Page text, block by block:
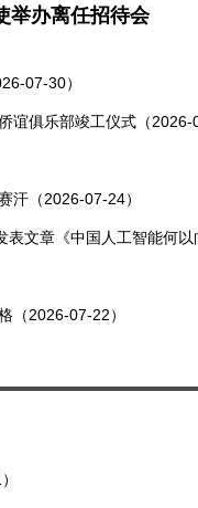
举办离任招待会
07-30）
谊俱乐部竣工仪式（2026-
汗（2026-07-24）
表文章《中国人工智能何
（2026-07-22）
合国秘书长古特雷斯